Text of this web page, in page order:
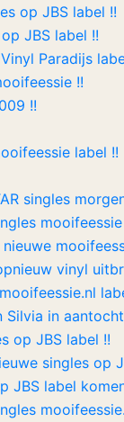
op JBS label !!
JBS label !!
Paradijs
!!
!!
label !!
singles
mooifeessie
vinyl
Silvia in
op JBS label !!
singles op
JBS label